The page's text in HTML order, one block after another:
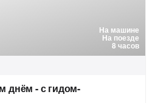
На машине
На поезде
8 часов
днём - с гидом-